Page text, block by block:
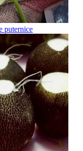
puternice